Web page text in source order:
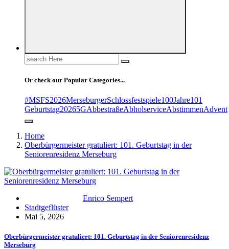
Search
for:
Or check our Popular Categories...
#MSFS2026MerseburgerSchlossfestspiele100Jahre101
Geburtstag20265GAbbestraßeAbholserviceAbstimmenAdvent
Home
Oberbürgermeister gratuliert: 101. Geburtstag in der
Seniorenresidenz Merseburg
Enrico Sempert
Stadtgeflüster
Mai 5, 2026
Oberbürgermeister gratuliert: 101. Geburtstag in der Seniorenresidenz
Merseburg